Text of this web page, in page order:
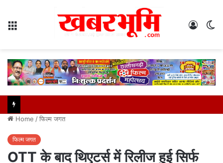
Log
Home /फिल्म जगत
फिल्म जगत
OTT के बाद थिएटर्स में रिलीज हुई सिर्फ